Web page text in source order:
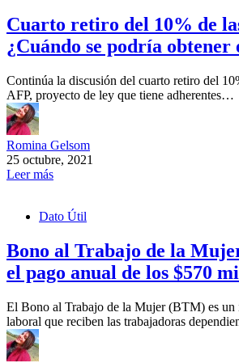
Cuarto retiro del 10% de
¿Cuándo se podría obtener
Continúa la discusión del cuarto retiro del
AFP, proyecto de ley que tiene adherentes…
Romina Gelsom
25 octubre, 2021
Leer más
Dato Útil
Bono al Trabajo de la
el pago anual de los $570
El Bono al Trabajo de la Mujer (BTM) es un
laboral que reciben las trabajadoras